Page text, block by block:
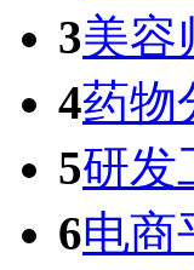
3美容
4药物
5研发
6电商